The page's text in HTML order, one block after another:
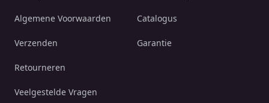
Algemene Voorwaarden
Verzenden
Retourneren
Veelgestelde Vragen
Catalogus
Garantie